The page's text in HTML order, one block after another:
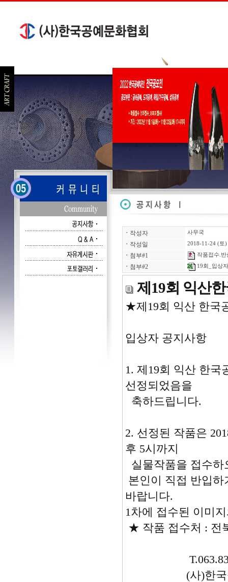
ㆍ 작성자 사무국
ㆍ 작성일 2018-11-24 (토)
ㆍ 첨부#1 작품접수.
ㆍ 첨부#2 19회_입상
제19회 익산
★제19회 익산 한국
입상자 공지사항
1. 제19회 익산 한국
선정되었음을
축하드립니다.
2. 선정된 작품은
후 5시까지
실물작품을 접수
본인이 직접 반입
바랍니다.
1차에 접수된 이미
★ 작품 접수처 : 전
T.063.837-
(사)한국공